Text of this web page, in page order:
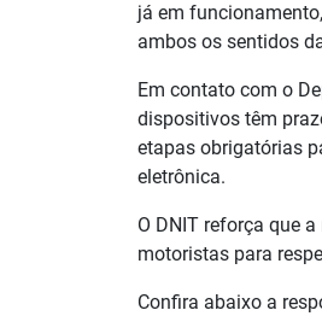
já em
ambos os sentidos
Em contato com o
dispositivos têm
etapas obrigatórias
eletrônica.
O DNIT reforça que
motoristas para
Confira abaixo a